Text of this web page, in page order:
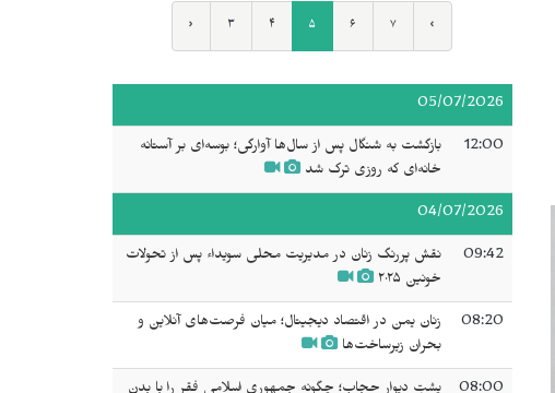
‹ ۳ ۴ ۵ ۶ ۷ ›
05/07/2026
12:00
بازگشت به شنگال پس از سال‌ها آوارگی؛ بوسه‌ای بر آستانه
خانه‌ای که روزی ترک شد
04/07/2026
09:42
نقش پررنگ زنان در مدیریت محلی سویداء پس از تحولات
خونین ۲۰۲۵
08:20
زنان یمن در اقتصاد دیجیتال؛ میان فرصت‌های آنلاین و
بحران زیرساخت‌ها